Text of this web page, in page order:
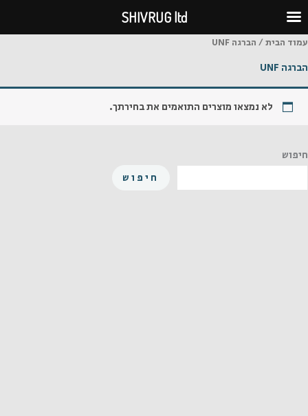
לתוכן
עמוד הבית/ הברגה UNF
הברגה UNF
לא נמצאו מוצרים התואמים את בחירתך.
חיפוש
חיפוש
SHIVRUG ltd